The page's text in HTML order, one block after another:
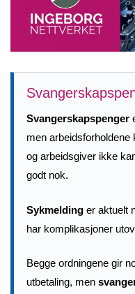
Svangerskapspenger
men
og arbeidsgiver ikke
godt nok.
Sykmelding er aktuelt
har komplikasjoner
Begge ordningene gir
utbetaling, men